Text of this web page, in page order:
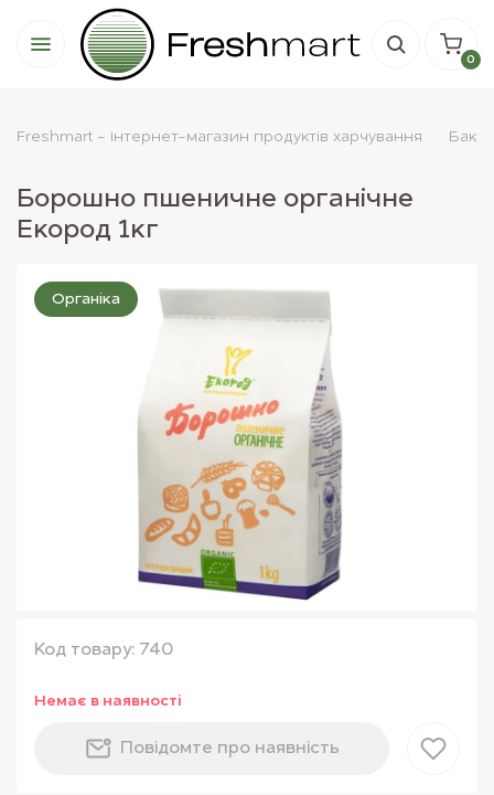
0
Freshmart - інтернет-магазин продуктів харчування
Борошно пшеничне органічне
Екород 1кг
Органіка
Код товару: 740
Немає в наявностi
Повiдомте про наявнiсть